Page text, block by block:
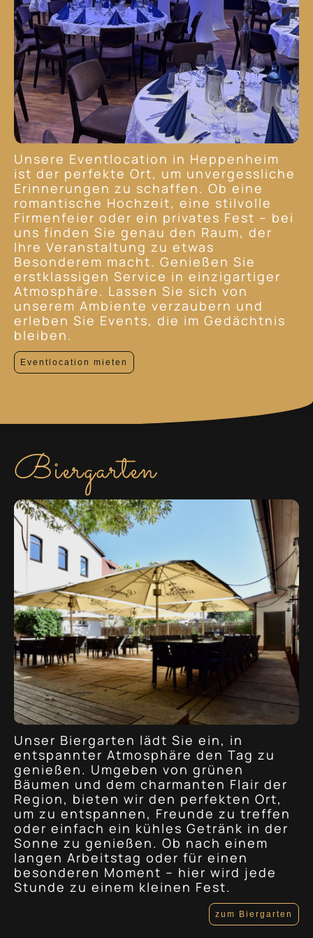
Unsere Eventlocation in Heppenheim
ist der perfekte Ort, um unvergessliche
Erinnerungen zu schaffen. Ob eine
romantische Hochzeit, eine stilvolle
Firmenfeier oder ein privates Fest – bei
uns finden Sie genau den Raum, der
Ihre Veranstaltung zu etwas
Besonderem macht. Genießen Sie
erstklassigen Service in einzigartiger
Atmosphäre. Lassen Sie sich von
unserem Ambiente verzaubern und
erleben Sie Events, die im Gedächtnis
bleiben.
Eventlocation mieten
Biergarten
Unser Biergarten lädt Sie ein, in
entspannter Atmosphäre den Tag zu
genießen. Umgeben von grünen
Bäumen und dem charmanten Flair der
Region, bieten wir den perfekten Ort,
um zu entspannen, Freunde zu treffen
oder einfach ein kühles Getränk in der
Sonne zu genießen. Ob nach einem
langen Arbeitstag oder für einen
besonderen Moment – hier wird jede
Stunde zu einem kleinen Fest.
zum Biergarten